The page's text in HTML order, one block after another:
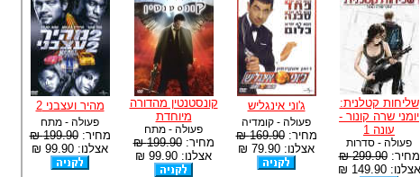
שליחות קטלנית:
יומני שרה קונור -
עונה 1
פעולה - סדרות
מחיר:299.90 ₪
אצלנו: 149.90 ₪
ג'וני אינגליש
פעולה - קומדיה
מחיר:169.90 ₪
אצלנו: 79.90 ₪
קונסטנטין מהדורה
מיוחדת
פעולה - מתח
מחיר:199.90 ₪
אצלנו: 99.90 ₪
מהיר ועצבני 2
פעולה - מתח
מחיר:199.90 ₪
אצלנו: 99.90 ₪